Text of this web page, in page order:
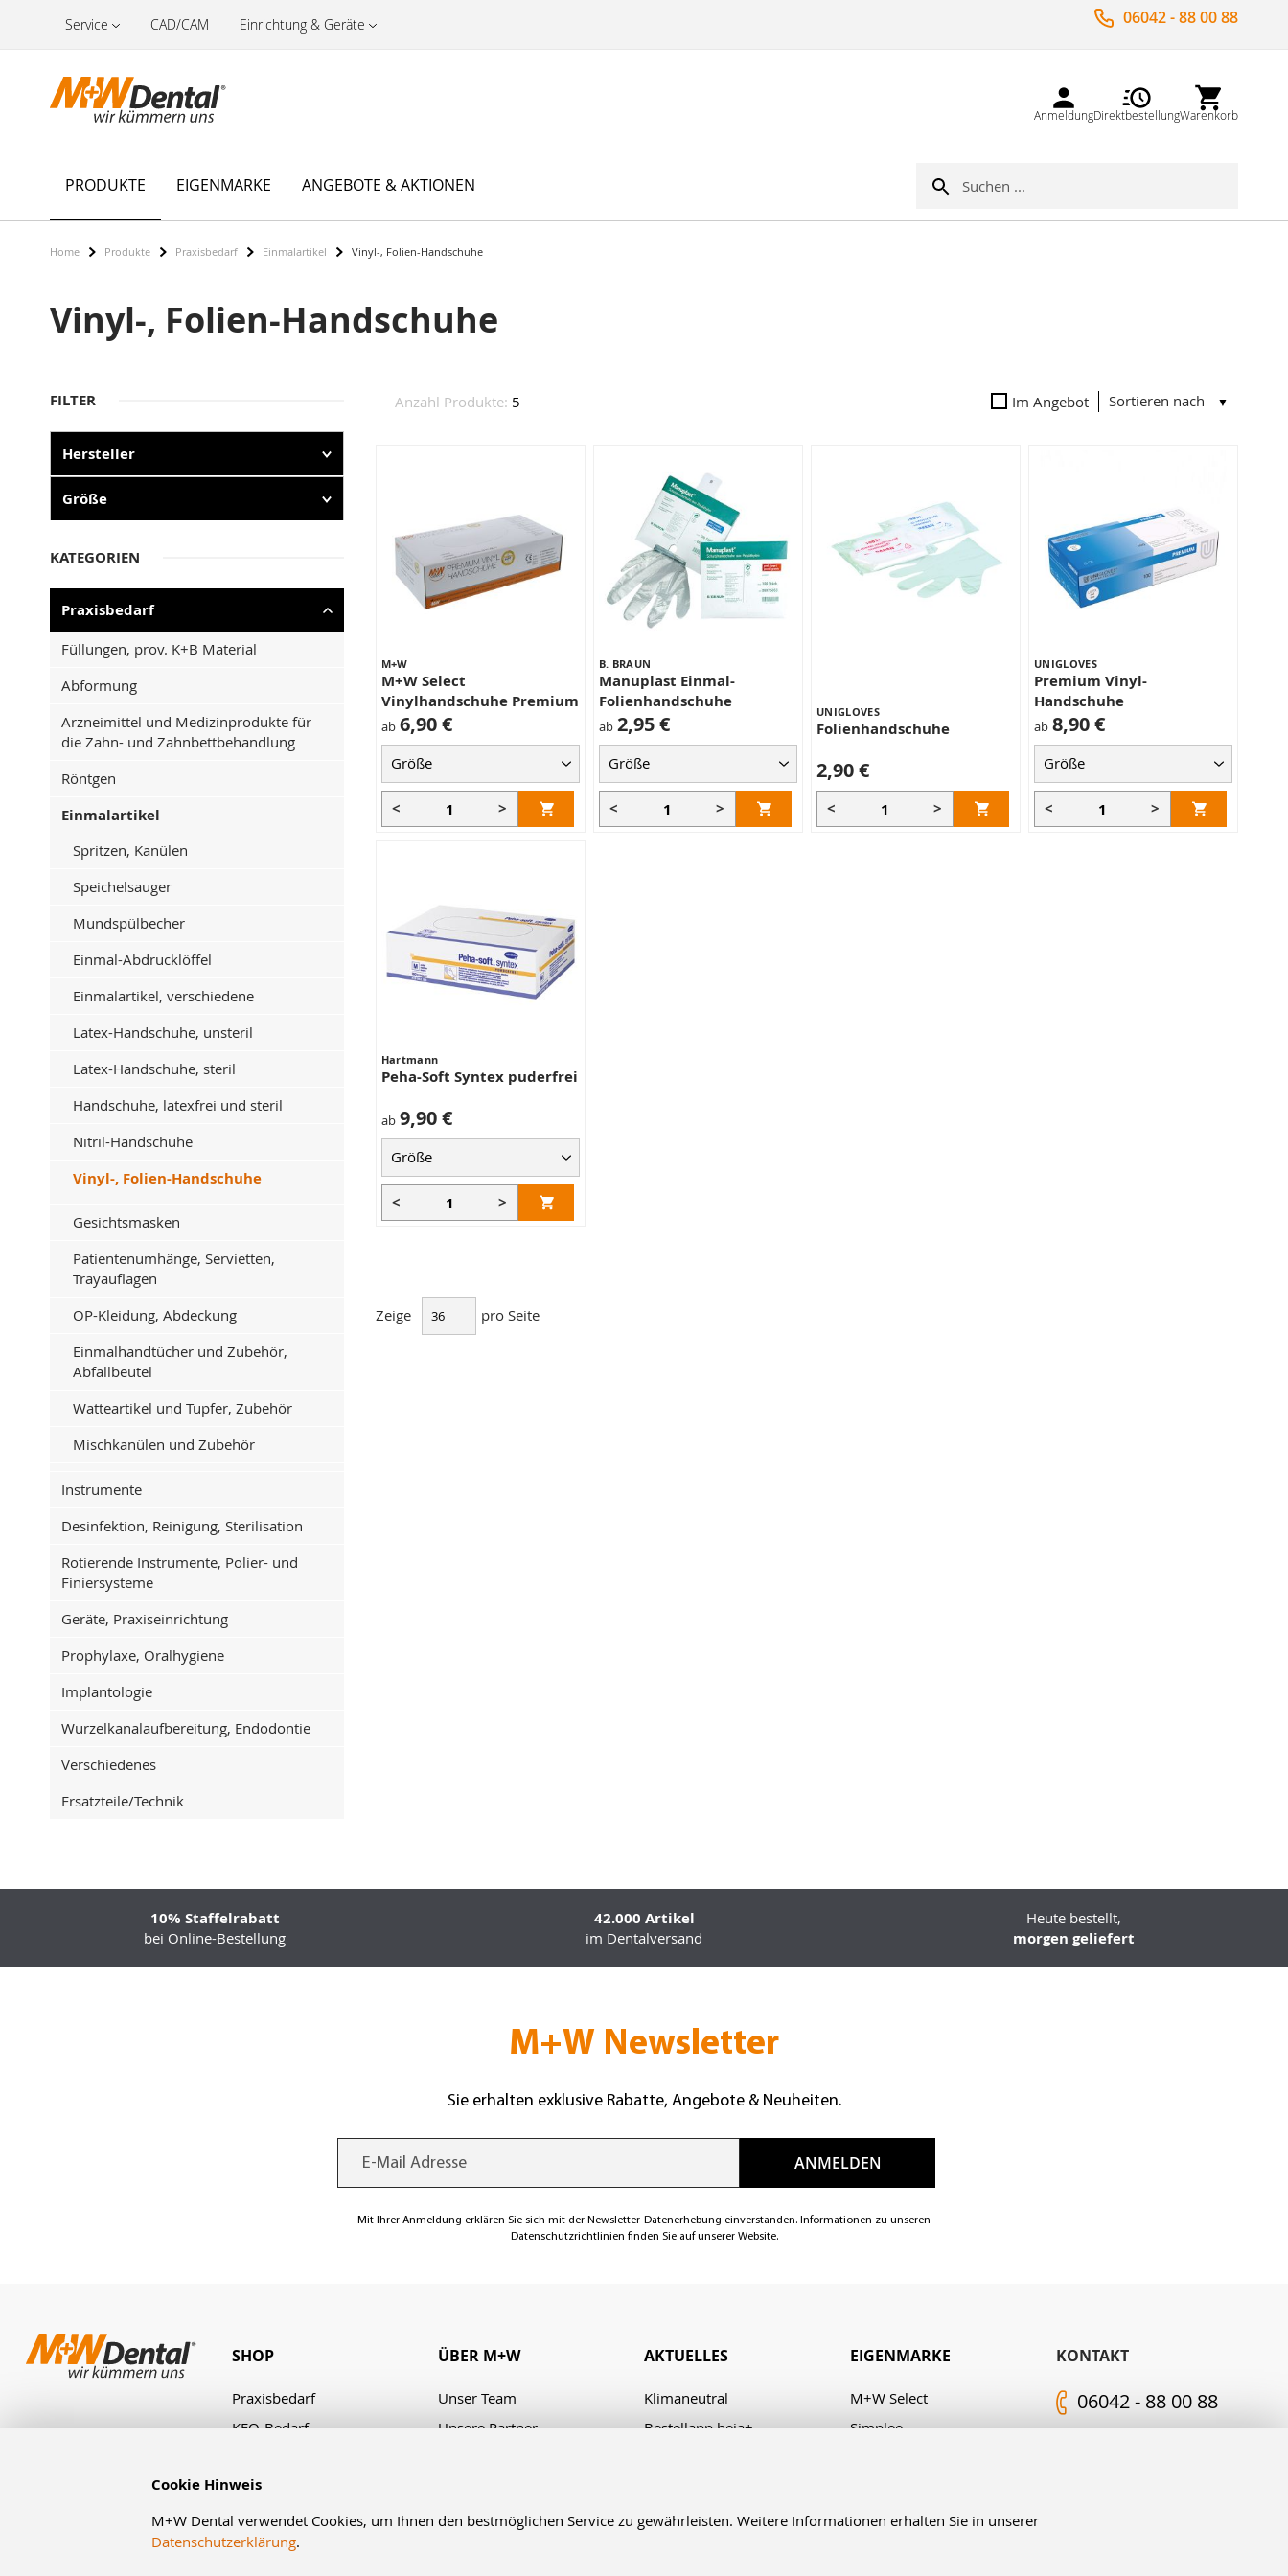
Cookie Hinweis
M+W Dental verwendet Cookies, um Ihnen den bestmöglichen Service zu gewährleisten. Weitere Informationen erhalten Sie in unserer
Datenschutzerklärung.
Service CAD/CAM Einrichtung & Geräte 06042 - 88 00 88
AnmeldungDirektbestellungWarenkorb
PRODUKTE EIGENMARKE ANGEBOTE & AKTIONEN Suche
Home Produkte Praxisbedarf Einmalartikel Vinyl-, Folien-Handschuhe
Vinyl-, Folien-Handschuhe
Anzahl Produkte: 5 Im Angebot Sortieren nach
M+W
M+W Select
Vinylhandschuhe Premium
ab 6,90 €
< >
B. BRAUN
Manuplast Einmal-
Folienhandschuhe
ab 2,95 €
< >
UNIGLOVES
Folienhandschuhe
2,90 €
< >
UNIGLOVES
Premium Vinyl-
Handschuhe
ab 8,90 €
< >
Hartmann
Peha-Soft Syntex puderfrei
ab 9,90 €
< >
Zeige pro Seite
FILTER
Hersteller
Größe
KATEGORIEN
Praxisbedarf
Füllungen, prov. K+B Material
Abformung
Arzneimittel und Medizinprodukte für
die Zahn- und Zahnbettbehandlung
Röntgen
Einmalartikel
Spritzen, Kanülen
Speichelsauger
Mundspülbecher
Einmal-Abdrucklöffel
Einmalartikel, verschiedene
Latex-Handschuhe, unsteril
Latex-Handschuhe, steril
Handschuhe, latexfrei und steril
Nitril-Handschuhe
Vinyl-, Folien-Handschuhe
Gesichtsmasken
Patientenumhänge, Servietten,
Trayauflagen
OP-Kleidung, Abdeckung
Einmalhandtücher und Zubehör,
Abfallbeutel
Watteartikel und Tupfer, Zubehör
Mischkanülen und Zubehör
Instrumente
Desinfektion, Reinigung, Sterilisation
Rotierende Instrumente, Polier- und
Finiersysteme
Geräte, Praxiseinrichtung
Prophylaxe, Oralhygiene
Implantologie
Wurzelkanalaufbereitung, Endodontie
Verschiedenes
Ersatzteile/Technik
10% Staffelrabatt
bei Online-Bestellung
42.000 Artikel
im Dentalversand
Heute bestellt,
morgen geliefert
M+W Newsletter
Sie erhalten exklusive Rabatte, Angebote & Neuheiten.
Mit Ihrer Anmeldung erklären Sie sich mit der Newsletter-Datenerhebung einverstanden. Informationen zu unseren
Datenschutzrichtlinien finden Sie auf unserer Website.
KONTAKT
06042 - 88 00 88
SHOP
Praxisbedarf
KFO-Bedarf
Zahnbestellung
Angebote & Aktionen
ÜBER M+W
Unser Team
Unsere Partner
Kontakt & Anfahrt
AKTUELLES
Klimaneutral
Bestellapp heja+
EIGENMARKE
M+W Select
Simplee